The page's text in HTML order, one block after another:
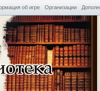
об игре Организации